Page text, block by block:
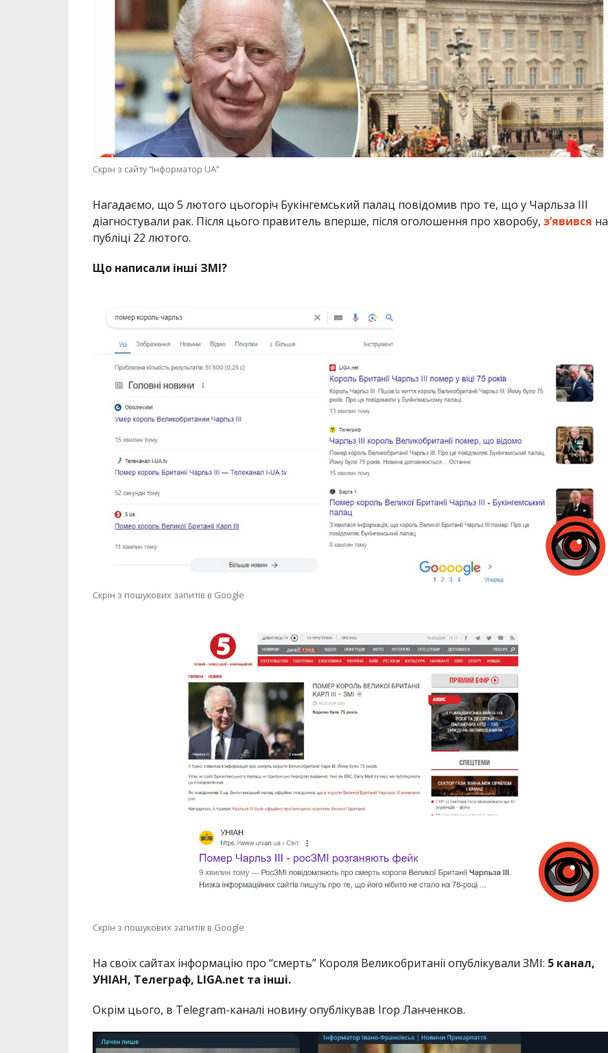
Скрін з сайту “Інформатор UA”
Нагадаємо, що 5 лютого цьогоріч Букінгемський палац повідомив про те, що у Чарльза ІІІ
діагностували рак. Після цього правитель вперше, після оголошення про хворобу, з’явився на
публіці 22 лютого.
Що написали інші ЗМІ?
Скрін з пошукових запитів в Google
Скрін з пошукових запитів в Google
На своїх сайтах інформацію про “смерть” Короля Великобританії опублікували ЗМІ: 5 канал,
УНІАН, Телеграф, LIGA.net та інші.
Окрім цього, в Telegram-каналі новину опублікував Ігор Ланченков.